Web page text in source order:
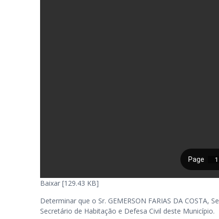
Baixar [129.43 KB]
Determinar que o Sr. GEMERSON FARIAS DA
Secretário de Habitação e Defesa Civil deste Município.